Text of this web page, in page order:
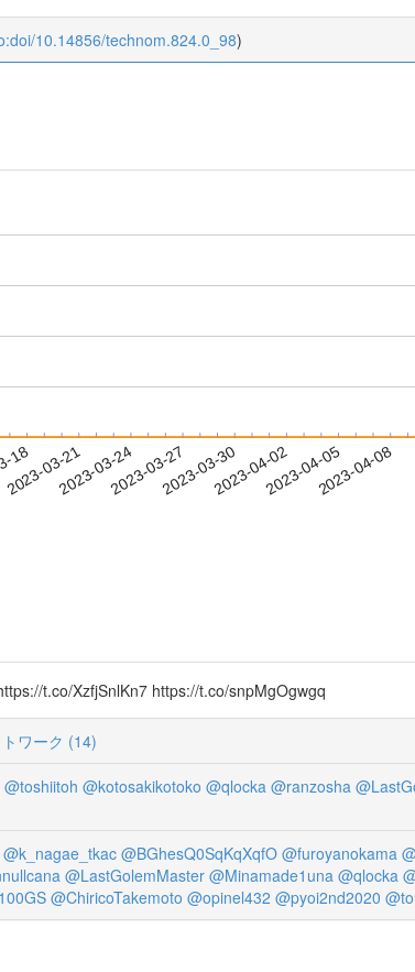
10.14856/technom.824.0_98)
18
2023-03-212023-03-242023-03-272023-03-302023-04-022023-04-052023-04-08
t.co/XzfjSnlKn7 https://t.co/snpMgOgwgq
ワーク (14)
@toshiitoh @kotosakikotoko @qlocka @ranzosha
@k_nagae_tkac @BGhesQ0SqKqXqfO @furoyanokama
@LastGolemMaster @Minamade1una @qlocka
@ChiricoTakemoto @opinel432 @pyoi2nd2020